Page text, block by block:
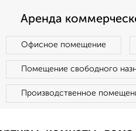
Аренда
Офисное помещение
Помещение свободного
Производственное